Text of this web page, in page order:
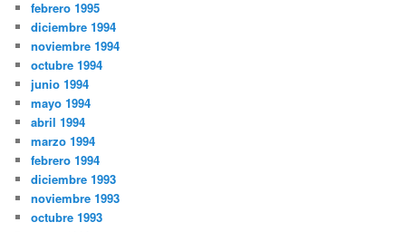
febrero 1995
diciembre 1994
noviembre 1994
octubre 1994
junio 1994
mayo 1994
abril 1994
marzo 1994
febrero 1994
diciembre 1993
noviembre 1993
octubre 1993